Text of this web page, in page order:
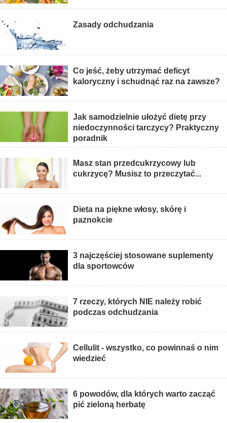
Zasady odchudzania
Co jeść, żeby utrzymać deficyt
kaloryczny i schudnąć raz na zawsze?
Jak samodzielnie ułożyć dietę przy
niedoczynności tarczycy? Praktyczny
poradnik
Masz stan przedcukrzycowy lub
cukrzycę? Musisz to przeczytać...
Dieta na piękne włosy, skórę i
paznokcie
3 najczęściej stosowane suplementy
dla sportowców
7 rzeczy, których NIE należy robić
podczas odchudzania
Cellulit - wszystko, co powinnaś o nim
wiedzieć
6 powodów, dla których warto zacząć
pić zieloną herbatę